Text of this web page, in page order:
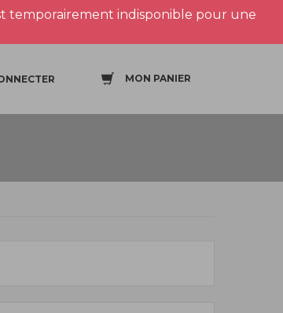
temporairement indisponible pour une
MON PANIER